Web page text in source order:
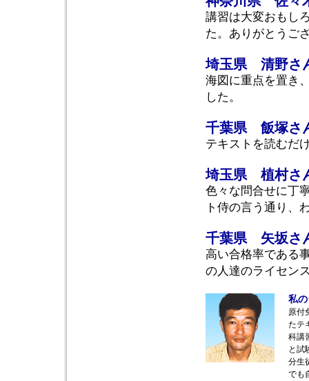
講習は大変おもし
た。ありがとうご
埼玉県 清野さ
海図に重点を置き
した。
千葉県 飯塚さ
テキストを読むだ
埼玉県 植村さ
色々な問合せに丁
ト侍の言う通り、
千葉県 矢坂さ
高い合格率である
の人達のライセン
私
原付
たテ
科講
と試
分生
でも